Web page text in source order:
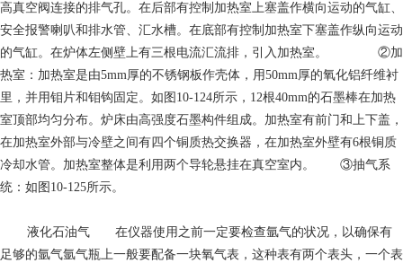
高真空阀连接的排气孔。在后部有控制加热室上塞盖作横向运动的气缸、
安全报警喇叭和排水管、汇水槽。在底部有控制加热室下塞盖作纵向运动
的气缸。在炉体左侧壁上有三根电流汇流排，引入加热室。 ②加
热室：加热室是由5mm厚的不锈钢板作壳体，用50mm厚的氧化铝纤维衬
里，并用钼片和钼钩固定。如图10-124所示，12根40mm的石墨棒在加热
室顶部均匀分布。炉床由高强度石墨构件组成。加热室有前门和上下盖，
在加热室外部与冷壁之间有四个铜质热交换器，在加热室外壁有6根铜质
冷却水管。加热室整体是利用两个导轮悬挂在真空室内。 ③抽气系
统：如图10-125所示。
液化石油气 在仪器使用之前一定要检查氩气的状况，以确保有
足够的氩气氩气瓶上一般要配备一块氧气表，这种表有两个表头，一个表